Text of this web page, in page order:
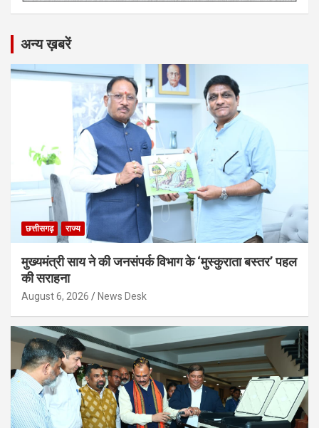
अन्य ख़बरें
छत्तीसगढ़ राज्य
मुख्यमंत्री साय ने की जनसंपर्क विभाग के ‘मुस्कुराता बस्तर’ पहल
की सराहना
August 6, 2026 News Desk